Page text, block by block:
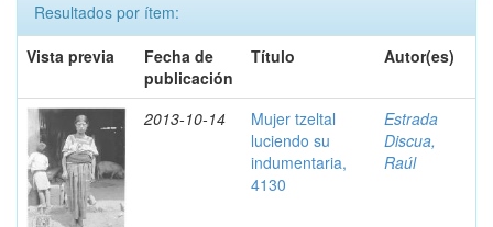
Resultados por ítem:
Vista previa
Fecha de
publicación
Título Autor(es)
2013-10-14
Mujer tzeltal
luciendo su
indumentaria,
4130
Estrada
Discua,
Raúl